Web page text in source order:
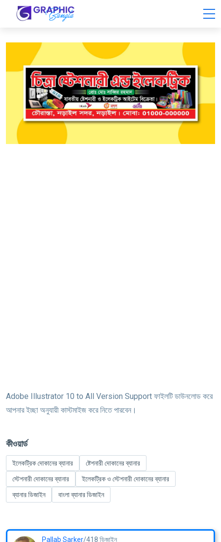
Adobe Illustrator 10 to All Version Support ফাইলটি ডাউনলোড করে
আপনার ইচ্ছা অনুযায়ী কাস্টমাইজ করে নিতে পারবেন।
কীওয়ার্ড
ইলেকট্রিক দোকানের ব্যানার
ষ্টেশনারী দোকানের ব্যানার
স্টেশনারী দোকানের ব্যানার
ইলেকট্রিক ও স্টেশনারী দোকানের ব্যানার
ব্যানার ডিজাইন
বাংলা ব্যানার ডিজাইন
Pallab Sarker/418 ডিজাইন